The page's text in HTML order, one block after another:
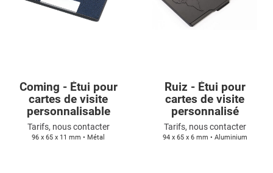
Coming - Étui pour
cartes de visite
personnalisable
Tarifs, nous contacter
96 x 65 x 11 mm • Métal
Ruiz - Étui pour
cartes de visite
personnalisé
Tarifs, nous contacter
94 x 65 x 6 mm • Aluminium